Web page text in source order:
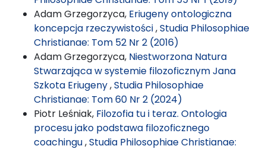
Adam Grzegorzyca, Eriugeny ontologiczna
koncepcja rzeczywistości,Studia Philosophiae
Christianae: Tom 52 Nr 2 (2016)
Adam Grzegorzyca, Niestworzona Natura
Stwarzająca w systemie filozoficznym Jana
Szkota Eriugeny,Studia Philosophiae
Christianae: Tom 60 Nr 2 (2024)
Piotr Leśniak, Filozofia tu i teraz. Ontologia
procesu jako podstawa filozoficznego
coachingu,Studia Philosophiae Christianae: